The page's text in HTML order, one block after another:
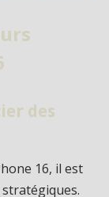
des
16, il est